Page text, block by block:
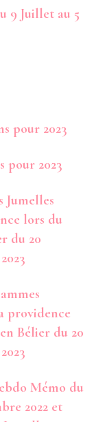
9 Juillet au 5
pour 2023
pour 2023
Jumelles
lors du
du 20
providence
Bélier du 20
Mémo du
2022 et